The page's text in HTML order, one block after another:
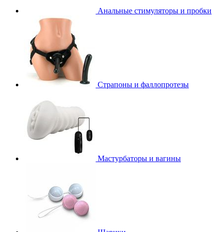
Анальные стимуляторы и пробки
Страпоны и фаллопротезы
Мастурбаторы и вагины